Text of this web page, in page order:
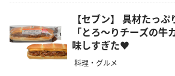
【セブン】 具材たっ
「とろ～りチーズの
味しすぎた♥
料理・グルメ